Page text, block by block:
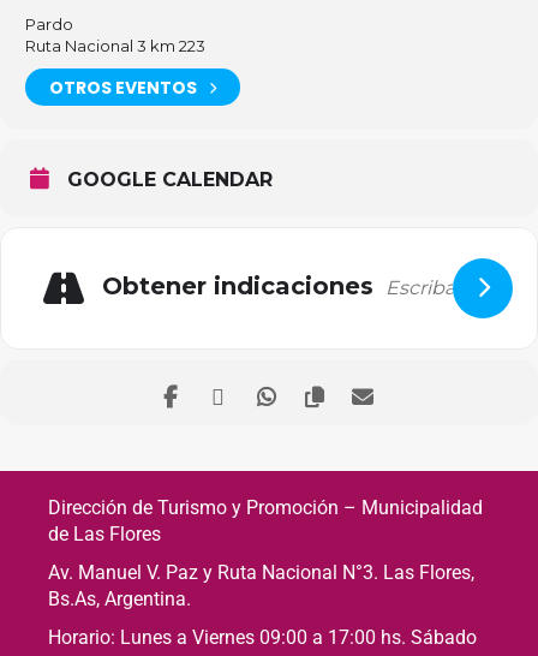
Pardo
Ruta Nacional 3 km 223
OTROS EVENTOS
GOOGLE CALENDAR
Obtener indicaciones
Dirección de Turismo y Promoción – Municipalidad
de Las Flores
Av. Manuel V. Paz y Ruta Nacional N°3. Las Flores,
Bs.As, Argentina.
Horario: Lunes a Viernes 09:00 a 17:00 hs. Sábado